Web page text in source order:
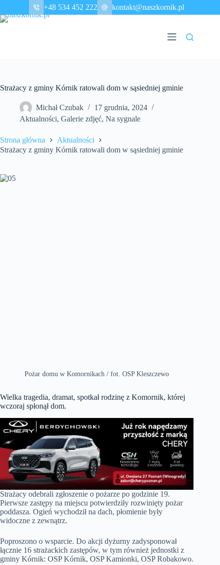
treści
+48 534 452 222 kontakt@naszkornik.pl
Strażacy z gminy Kórnik ratowali dom w sąsiedniej gminie
Michał Czubak
17 grudnia, 2024
Aktualności, Galerie zdjęć, Na sygnale
Strona główna
Aktualności
Strażacy z gminy Kórnik ratowali dom w sąsiedniej gminie
Pożar domu w Komornikach / fot. OSP Kleszczewo
Wielka tragedia, dramat, spotkał rodzinę z Komornik, której
wczoraj spłonął dom.
Strażacy odebrali zgłoszenie o pożarze po godzinie 19.
Pierwsze zastępy na miejscu potwierdziły rozwinięty pożar
poddasza. Ogień wychodził na dach, płomienie były
widoczne z zewnątrz.
Poproszono o wsparcie. Do akcji dyżurny zadysponował
łącznie 16 strażackich zastępów, w tym również jednostki z
gminy Kórnik: OSP Kórnik, OSP Kamionki, OSP Robakowo.